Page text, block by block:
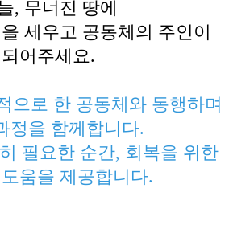
, 무너진 땅에
세우고 공동체의 주인이
되어주세요.
으로 한 공동체와 동행하며
정을 함께합니다.
필요한 순간, 회복을 위한
움을 제공합니다.